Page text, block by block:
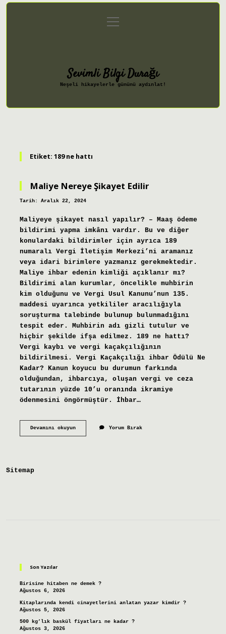
Gizlilik Politikası
menüyü
aç
Sevimli Bilgi Durağı
Neşeli hikayelerle gününü aydınlat!
Etiket: 189 ne hattı
Maliye Nereye Şikayet Edilir
Tarih: Aralık 22, 2024
Maliyeye şikayet nasıl yapılır? – Maaş ödeme
bildirimi yapma imkânı vardır. Bu ve diğer
konulardaki bildirimler için ayrıca 189
numaralı Vergi İletişim Merkezi’ni aramanız
veya idari birimlere yazmanız gerekmektedir.
Maliye ihbar edenin kimliği açıklanır mı?
Bildirimi alan kurumlar, öncelikle muhbirin
kim olduğunu ve Vergi Usul Kanunu’nun 135.
maddesi uyarınca yetkililer aracılığıyla
soruşturma talebinde bulunup bulunmadığını
tespit eder. Muhbirin adı gizli tutulur ve
hiçbir şekilde ifşa edilmez. 189 ne hattı?
Vergi kaybı ve vergi kaçakçılığının
bildirilmesi. Vergi Kaçakçılığı ihbar Ödülü Ne
Kadar? Kanun koyucu bu durumun farkında
olduğundan, ihbarcıya, oluşan vergi ve ceza
tutarının yüzde 10’u oranında ikramiye
ödenmesini öngörmüştür. İhbar…
Devamını okuyunMaliye
Yorum Bırak
Sitemap
Son Yazılar
Birisine hitaben ne demek ?
Ağustos 6, 2026
Kitaplarında kendi cinayetlerini anlatan yazar kimdir ?
Ağustos 5, 2026
500 kg’lık baskül fiyatları ne kadar ?
Ağustos 3, 2026